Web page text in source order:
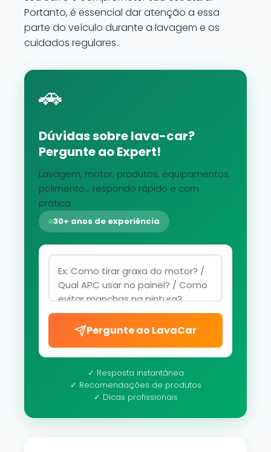
Portanto, é essencial dar atenção a essa
parte do veículo durante a lavagem e os
cuidados regulares.
🚗
Dúvidas sobre lava-car?
Pergunte ao Expert!
Lavagem, motor, produtos, equipamentos,
polimento... respondo rápido e com
prática.
30+ anos de experiência
Pergunte ao LavaCar
✓ Resposta instantânea
✓ Recomendações de produtos
✓ Dicas profissionais